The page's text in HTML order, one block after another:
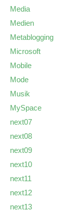
Media
Medien
Metablogging
Microsoft
Mobile
Mode
Musik
MySpace
next07
next08
next09
next10
next11
next12
next13